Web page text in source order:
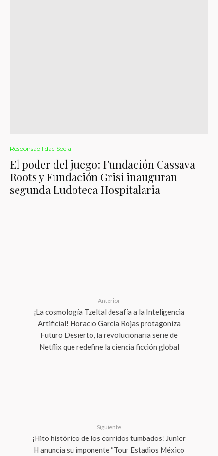
Responsabilidad Social
El poder del juego: Fundación Cassava
Roots y Fundación Grisi inauguran
segunda Ludoteca Hospitalaria
Anterior
¡La cosmología Tzeltal desafía a la Inteligencia
Artificial! Horacio García Rojas protagoniza
Futuro Desierto, la revolucionaria serie de
Netflix que redefine la ciencia ficción global
Siguiente
¡Hito histórico de los corridos tumbados! Junior
H anuncia su imponente “Tour Estadios México